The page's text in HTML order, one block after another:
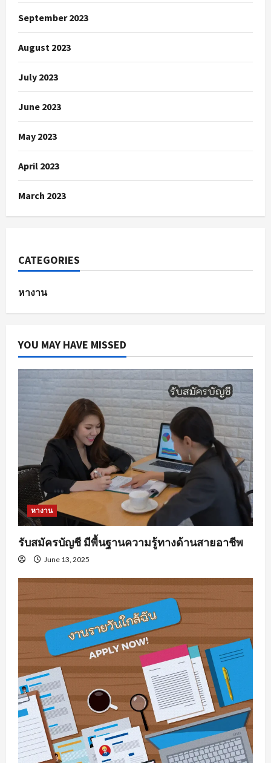
September 2023
August 2023
July 2023
June 2023
May 2023
April 2023
March 2023
CATEGORIES
หางาน
YOU MAY HAVE MISSED
หางาน
รับสมัครบัญชี มีพื้นฐานความรู้ทางด้านสายอาชีพ
June 13, 2025